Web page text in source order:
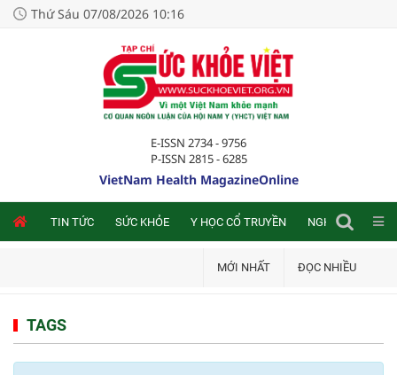
Thứ Sáu 07/08/2026 10:16
E-ISSN 2734 - 9756
P-ISSN 2815 - 6285
VietNam Health MagazineOnline
TIN TỨC SỨC KHỎE Y HỌC CỔ TRUYỀN NGHIÊN CỨU
MỚI NHẤT ĐỌC NHIỀU
TAGS